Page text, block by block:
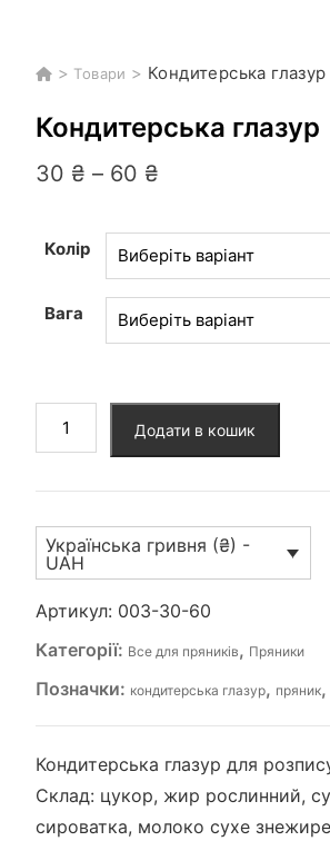
> Товари > Кондитерська глазур
Кондитерська глазур
30 ₴ – 60 ₴Діапазон
30 ₴
до
60 ₴
Колір
Вага
глазур
Додати в кошик
Українська гривня (₴) -
UAH
Артикул: 003-30-60
Категорії: Все для пряників, Пряники
Позначки: кондитерська глазур, пряник,
Кондитерська глазур для
Склад: цукор, жир рослинний,
сироватка, молоко сухе